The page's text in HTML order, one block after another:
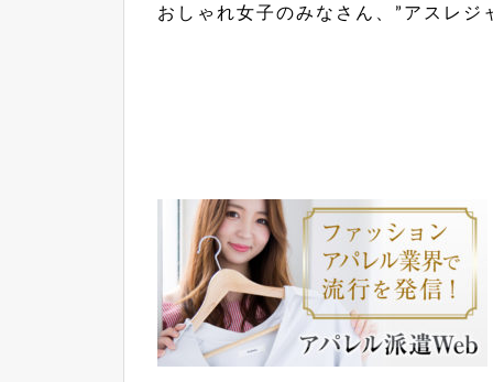
おしゃれ女子のみなさん、”アスレ